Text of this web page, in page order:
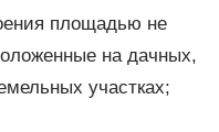
площадью не
на дачных,
участках;